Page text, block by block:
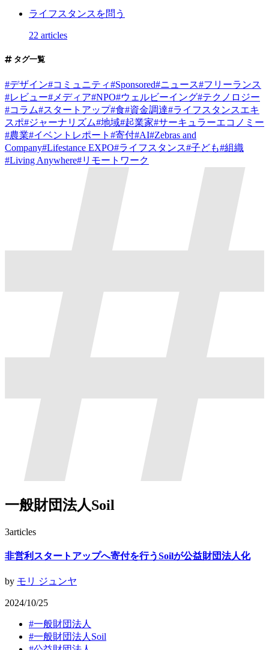
ライフスタンスを問う
22 articles
タグ一覧
#デザイン#コミュニティ#Sponsored#ニュース#フリーランス
#レビュー# メディア#NPO#ウェルビーイング#テクノロジー
#コラム#スタートアップ#食#資金調達#ライフスタンスエキ
スポ#ジャーナリズム#地域#起業家#サーキュラーエコノミー
#農業#イベントレポート #寄付#AI#Zebras and
Company#Lifestance EXPO#ライフスタンス#子ども#組織
#Living Anywhere#リモートワーク
一般財団法人Soil
3articles
非営利スタートアップへ寄付を行うSoilが公益財団法人化
by モリ ジュンヤ
2024/10/25
#一般財団法人
#一般財団法人Soil